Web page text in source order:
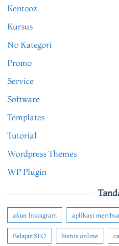
Kentooz
Kursus
No Kategori
Promo
Service
Software
Templates
Tutorial
Wordpress Themes
WP Plugin
akun Instagram aplikasi
Belajar SEO bisnis online